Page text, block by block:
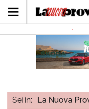
Sei in: La Nuova